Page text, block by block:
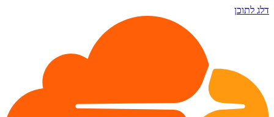
דלג לתוכן